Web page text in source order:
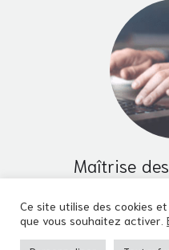
Maîtrise
Ce site utilise des cookies
que vous souhaitez activer.